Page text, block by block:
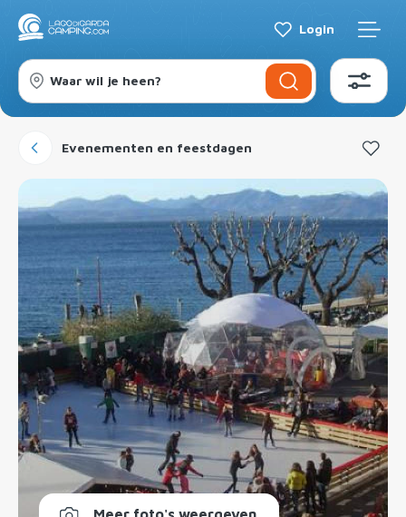
Login
Waar wil je heen?
Evenementen en feestdagen